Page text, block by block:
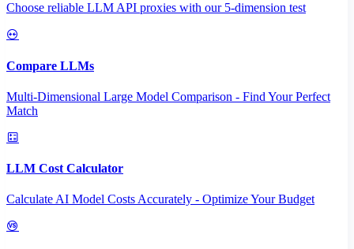
Choose reliable LLM API proxies with our 5-dimension test
Compare LLMs
Multi-Dimensional Large Model Comparison - Find Your Perfect
Match
LLM Cost Calculator
Calculate AI Model Costs Accurately - Optimize Your Budget